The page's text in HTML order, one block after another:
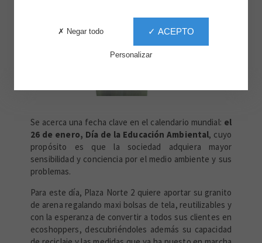
Se acerca una fecha clave en el calendario mundial: el
26 de enero, Día de la Educación Ambiental, cuyo
propósito es que la sociedad adquiera mayor
sensibilidad y conciencia por el medio ambiente y sus
problemas.
Para este día, Plaza Norte 2 quiere aportar su granito
de arena regalando maxi bolsas de tela, reutilizables y
con la esperanza de convertir a todos sus clientes en
ecoshoppers, descubriéndoles además su capacidad
✓ ACEPTO
✗ Negar todo
Personalizar